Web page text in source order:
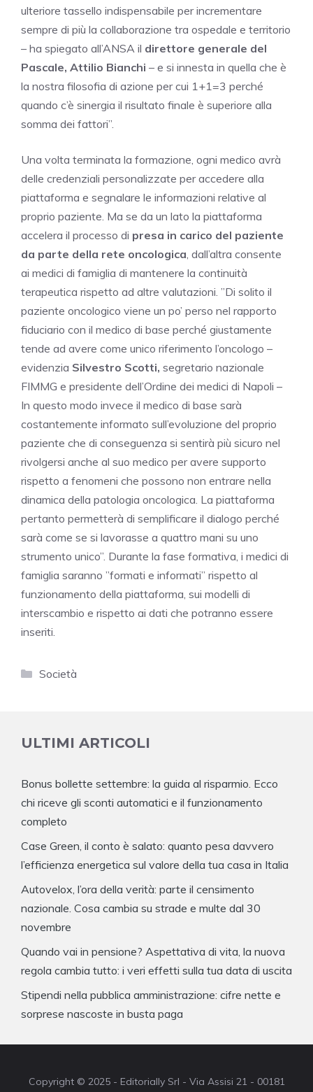
ulteriore tassello indispensabile per incrementare
sempre di più la collaborazione tra ospedale e territorio
– ha spiegato all’ANSA il direttore generale del
Pascale, Attilio Bianchi – e si innesta in quella che è
la nostra filosofia di azione per cui 1+1=3 perché
quando c’è sinergia il risultato finale è superiore alla
somma dei fattori”.
Una volta terminata la formazione, ogni medico avrà
delle credenziali personalizzate per accedere alla
piattaforma e segnalare le informazioni relative al
proprio paziente. Ma se da un lato la piattaforma
accelera il processo di presa in carico del paziente
da parte della rete oncologica, dall’altra consente
ai medici di famiglia di mantenere la continuità
terapeutica rispetto ad altre valutazioni. ”Di solito il
paziente oncologico viene un po’ perso nel rapporto
fiduciario con il medico di base perché giustamente
tende ad avere come unico riferimento l’oncologo –
evidenzia Silvestro Scotti, segretario nazionale
FIMMG e presidente dell’Ordine dei medici di Napoli –
In questo modo invece il medico di base sarà
costantemente informato sull’evoluzione del proprio
paziente che di conseguenza si sentirà più sicuro nel
rivolgersi anche al suo medico per avere supporto
rispetto a fenomeni che possono non entrare nella
dinamica della patologia oncologica. La piattaforma
pertanto permetterà di semplificare il dialogo perché
sarà come se si lavorasse a quattro mani su uno
strumento unico”. Durante la fase formativa, i medici di
famiglia saranno ”formati e informati” rispetto al
funzionamento della piattaforma, sui modelli di
interscambio e rispetto ai dati che potranno essere
inseriti.
Categorie
Società
ULTIMI ARTICOLI
Bonus bollette settembre: la guida al risparmio. Ecco
chi riceve gli sconti automatici e il funzionamento
completo
Case Green, il conto è salato: quanto pesa davvero
l’efficienza energetica sul valore della tua casa in Italia
Autovelox, l’ora della verità: parte il censimento
nazionale. Cosa cambia su strade e multe dal 30
novembre
Quando vai in pensione? Aspettativa di vita, la nuova
regola cambia tutto: i veri effetti sulla tua data di uscita
Stipendi nella pubblica amministrazione: cifre nette e
sorprese nascoste in busta paga
Copyright © 2025 - Editorially Srl - Via Assisi 21 - 00181